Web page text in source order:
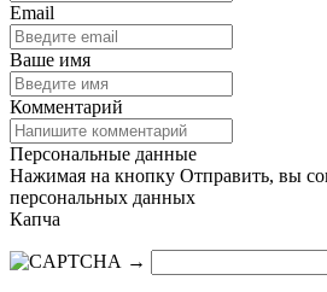
Email
Ваше имя
Комментарий
Персональные данные
Нажимая на кнопку Отправить, вы
персональных данных
Капча
→